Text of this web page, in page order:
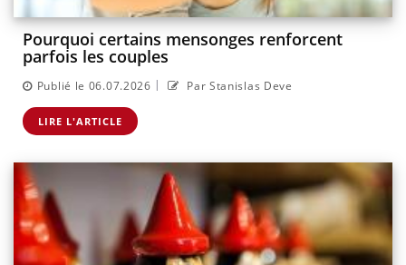
Pourquoi certains mensonges renforcent
parfois les couples
Publié le 06.07.2026 | Par Stanislas Deve
LIRE L'ARTICLE